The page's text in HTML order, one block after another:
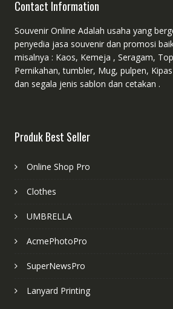
Contact Information
Souvenir Online Adalah usaha yang
penyedia jasa souvenir dan promosi
misalnya : Kaos, Kemeja , Seragam,
Pernikahan, tumbler, Mug, pulpen,
dan segala jenis sablon dan cetakan .
Produk Best Seller
Online Shop Pro
Clothes
UMBRELLA
AcmePhotoPro
SuperNewsPro
Lanyard Printing